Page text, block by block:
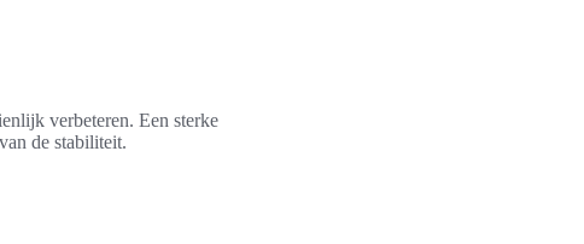
verbeteren. Een sterke
de stabiliteit.